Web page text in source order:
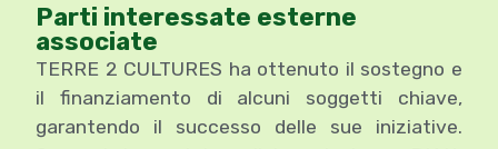
Parti interessate esterne
associate
TERRE 2 CULTURES ha ottenuto il sostegno e
il finanziamento di alcuni soggetti chiave,
garantendo il successo delle sue iniziative.